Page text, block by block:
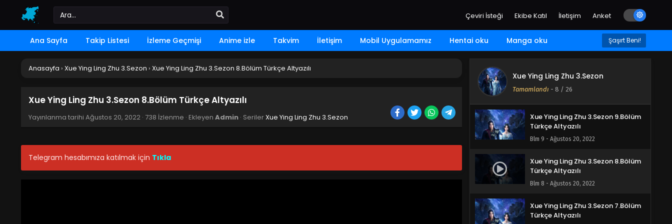
Çeviri İsteği Ekibe Katıl İletişim Anket
Ana Sayfa Takip Listesi İzleme Geçmişi Anime izle Takvim İletişim Mobil Uygulamamız Hentai oku Manga oku Şaşırt Beni!
Anasayfa › Xue Ying Ling Zhu 3.Sezon › Xue Ying Ling Zhu 3.Sezon 8.Bölüm Türkçe Altyazılı
Xue Ying Ling Zhu 3.Sezon 8.Bölüm Türkçe Altyazılı
Yayınlanma tarihi Ağustos 20, 2022 · 738 İzlenme · Ekleyen Admin · SerilerXue Ying Ling Zhu 3.Sezon
Telegram hesabımıza katılmak için Tıkla
Xue Ying Ling Zhu 3.Sezon
Tamamlandı - 8 / 26
Xue Ying Ling Zhu 3.Sezon 11.Bölüm
Türkçe Altyazılı
Blm 11 - Ağustos 20, 2022
Xue Ying Ling Zhu 3.Sezon 10.Bölüm
Türkçe Altyazılı
Xue Ying Ling Zhu 3.Sezon 9.Bölüm
Türkçe Altyazılı
Blm 9 - Ağustos 20, 2022
Xue Ying Ling Zhu 3.Sezon 8.Bölüm
Türkçe Altyazılı
Blm 8 - Ağustos 20, 2022
Xue Ying Ling Zhu 3.Sezon 7.Bölüm
Türkçe Altyazılı